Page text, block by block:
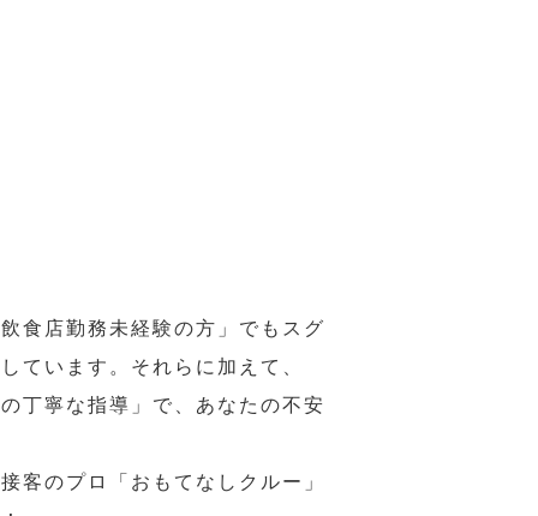
食店勤務未経験の方」でもスグ
ています。それらに加えて、
丁寧な指導」で、あなたの不安
客のプロ「おもてなしクルー」